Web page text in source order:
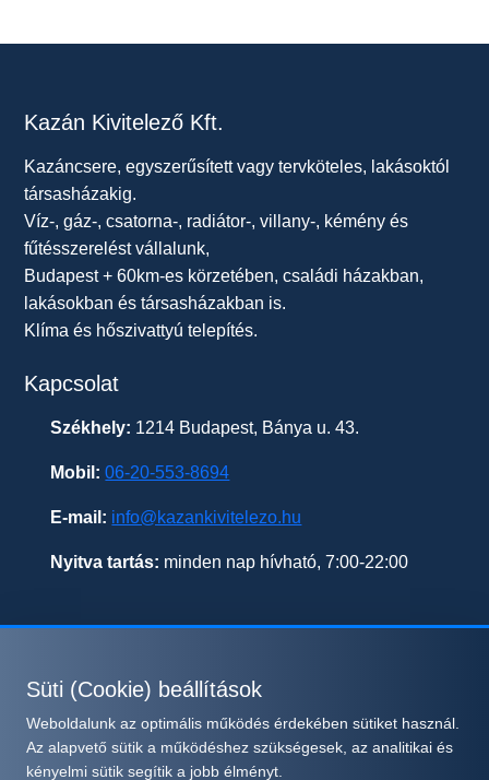
Kazán Kivitelező Kft.
Kazáncsere, egyszerűsített vagy tervköteles, lakásoktól
társasházakig.
Víz-, gáz-, csatorna-, radiátor-, villany-, kémény és
fűtésszerelést vállalunk,
Budapest + 60km-es körzetében, családi házakban,
lakásokban és társasházakban is.
Klíma és hőszivattyú telepítés.
Kapcsolat
Székhely: 1214 Budapest, Bánya u. 43.
Mobil: 06-20-553-8694
E-mail: info@kazankivitelezo.hu
Nyitva tartás: minden nap hívható, 7:00-22:00
© 2026 kazankivitelezo.hu - Minden jog fenntartva.
Süti beállítások módosítása
Ez az oldal a reCAPTCHA v3 védelme alatt áll, amelyre a
Süti (Cookie) beállítások
Weboldalunk az optimális működés érdekében sütiket használ.
Az alapvető sütik a működéshez szükségesek, az analitikai és
kényelmi sütik segítik a jobb élményt.